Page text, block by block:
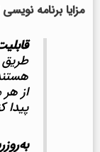
مزایا برنامه
طریق
از
پیدا